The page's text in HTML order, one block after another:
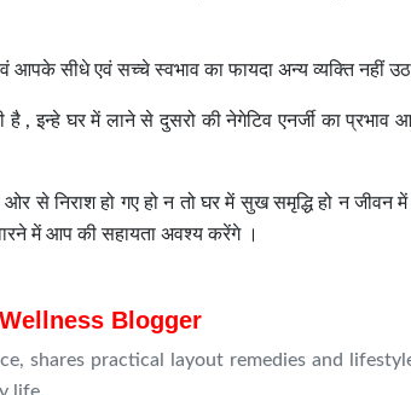
आपके सीधे एवं सच्चे स्वभाव का फायदा अन्य व्यक्ति नहीं
है , इन्हे घर में लाने से दुसरो की नेगेटिव एनर्जी का प्रभाव
निराश हो गए हो न तो घर में सुख समृद्धि हो न जीवन में
में आप की सहायता अवश्य करेंगे ।
Blogger
shares practical layout remedies and